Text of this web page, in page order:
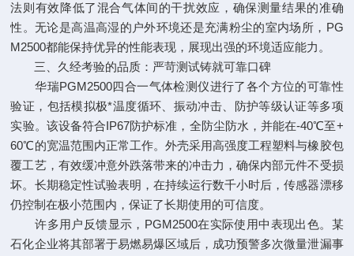
法则有效降低了混合气体间的干扰效应，确保测量结果的准确
性。无论是高温高湿的户外环境还是充满粉尘的室内场所，PG
M2500都能保持优异的性能表现，展现出强的环境适应能力。
三、久经考验的品质：严苛测试铸就可靠口碑
华瑞PGM2500四合一气体检测仪进行了各个方位的可靠性
验证，包括模拟极*温度循环、振动冲击、防护等级认证等多项
实验。该设备符合IP67防护标准，全防尘防水，并能在-40℃至+
60℃的宽温范围内正常工作。外壳采用高强度工程塑料与橡胶包
覆工艺，有效缓冲意外跌落带来的冲击力，确保内部元件不受损
坏。长期稳定性试验表明，在持续运行数千小时后，传感器漂移
仍控制在极小范围内，保证了长期使用的可信度。
许多用户反馈显示，PGM2500在实际使用中表现出色。某
石化企业将其部署于易燃易爆区域后，成功预警多次微量泄漏事